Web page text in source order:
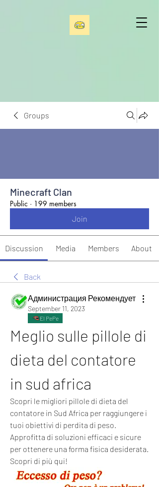
Groups
Minecraft Clan
Public · 199 members
Join
Discussion Media Members About
Back
Администрация Рекомендует
September 11, 2023
El PePe
Meglio sulle pillole di
dieta del contatore
in sud africa
Scopri le migliori pillole di dieta del
contatore in Sud Africa per raggiungere i
tuoi obiettivi di perdita di peso.
Approfitta di soluzioni efficaci e sicure
per ottenere una forma fisica desiderata.
Scopri di più qui!